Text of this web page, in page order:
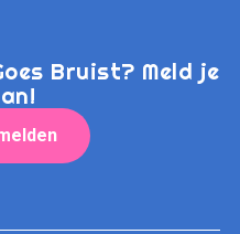
Bruist? Meld je